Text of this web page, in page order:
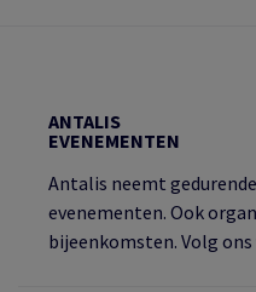
ANTALIS
EVENEMENTEN
Antalis neemt
evenementen. Ook
bijeenkomsten. Volg ons